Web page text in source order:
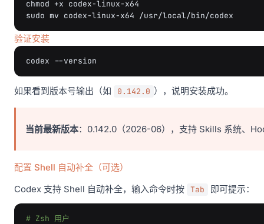
chmod +x codex-linux-x64
sudo mv codex-linux-x64
验证安装
codex
如果看到版本号输出（如 0.142.0 ），说明安装成功。
当前最新版本：0.142.0（2026-06），支持 Skills 系统、
配置 Shell 自动补全（可选）
Codex 支持 Shell 自动补全，输入命令时按 Tab 即可提示：
# Zsh 用户